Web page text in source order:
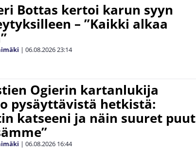
Bottas kertoi karun syyn
– ”Kaikki alkaa
| 06.08.202623:14
Ogierin kartanlukija
pysäyttävistä hetkistä:
katseeni ja näin suuret puut
| 06.08.2026 16:44